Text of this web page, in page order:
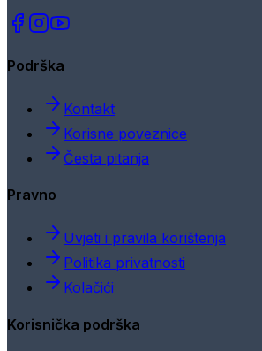
Podrška
Kontakt
Korisne poveznice
Česta pitanja
Pravno
Uvjeti i pravila korištenja
Politika privatnosti
Kolačići
Korisnička podrška